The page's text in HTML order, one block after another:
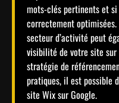
mots-clés pertinents et
correctement
secteur d’activité peut
visibilité de votre site sur
stratégie de
pratiques, il est possible
site Wix sur Google.